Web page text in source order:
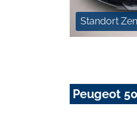
Standort
Peugeot